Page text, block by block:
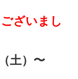
ざいまし
土）〜